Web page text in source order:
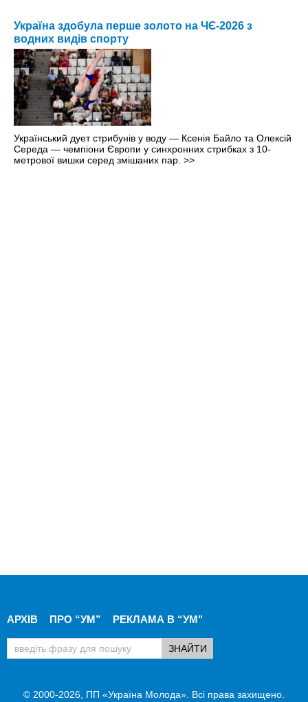
Україна здобула перше золото на ЧЄ-2026 з
водних видів спорту
Український дует стрибунів у воду — Ксенія Байло та Олексій
Середа — чемпіони Європи у синхронних стрибках з 10-
метрової вишки серед змішаних пар. >>
АРХІВ ПРО “УМ” РЕКЛАМА В “УМ"
© 2000-2026, ПП «Україна Молода». Всі права захищено.